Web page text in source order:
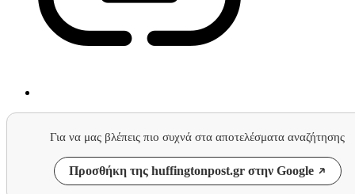
Για να μας βλέπεις πιο συχνά στα αποτελέσματα αναζήτησης
Προσθήκη της huffingtonpost.gr στην Google